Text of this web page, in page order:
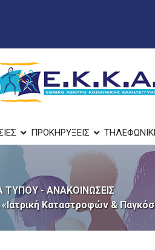
ΠΡΟΚΗΡΥΞΕΙΣ
ΤΥΠΟΥ - ΑΝΑΚΟΙΝΩΣΕΙΣ
Καταστροφών &